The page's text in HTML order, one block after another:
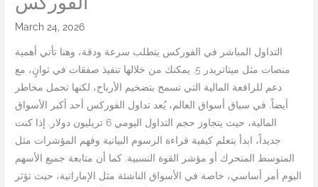
March 24, 2026
التداول المباشر في الفوركس يتطلب سرعة ودقة، وهنا تأتي أهمية
منصات مثل ميتاتريدر 5. يمكنك من خلالها تنفيذ صفقات في ثوانٍ، مع
دعم للرافعة المالية التي تسمح بتضخيم الأرباح، لكنها تحمل مخاطر
أيضاً. في سياق أسواق العالم، يُعد تداول الفوركس أحد أكبر الأسواق
المالية، حيث يتجاوز حجم التداول اليومي 6 تريليون دولار. إذا كنت
جديداً، ابدأ بتعلم كيفية قراءة الرسوم البيانية وفهم المؤشرات مثل
المتوسط المتحرك أو مؤشر القوة النسبية. كما أن متابعة جميع الأسهم
اليوم أمر أساسي، خاصة في الأسواق الناشئة مثل الإماراتية، حيث تؤثر